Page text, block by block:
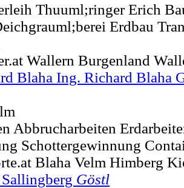
Thuuml;ringer Erich
Erdbau
Wallern Burgenland
Blaha Ing. Richard Blaha
Abbrucharbeiten
Schottergewinnung
Blaha Velm Himberg
Göstl